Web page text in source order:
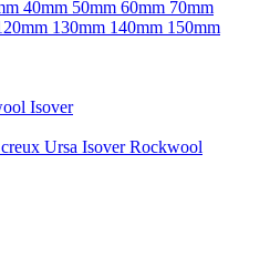
40mm 50mm 60mm 70mm
130mm 140mm 150mm
Isover
Ursa IsoverRockwool